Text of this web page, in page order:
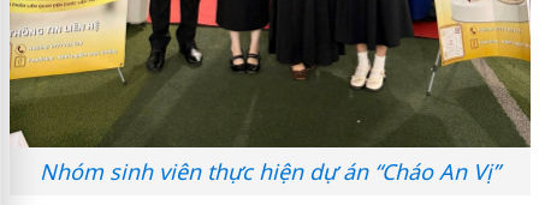
Nhóm sinh viên thực hiện dự án “Cháo An Vị”